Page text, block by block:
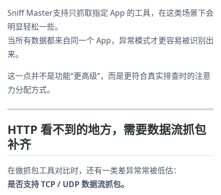
Sniff Master支持只抓取指定 App 的工具，在这类场景下会
明显轻松一些。
当所有数据都来自同一个 App，异常模式才更容易被识别出
来。
这一点并不是功能“更高级”，而是更符合真实排查时的注意
力分配方式。
HTTP 看不到的地方，需要数据流抓包
补齐
在做抓包工具对比时，还有一类差异常常被低估：
是否支持 TCP / UDP 数据流抓包。